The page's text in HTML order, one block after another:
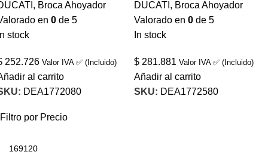
Filtro por Precio
, Broca Ahoyador
en 0 de 5
stock
252.726 Valor IVA ✅ (Incluido)
al carrito
DEA1772080
DUCATI , Broca Ahoyador
Valorado en 0 de 5
In stock
$ 281.881 Valor IVA ✅ (Incluido)
Añadir al carrito
SKU: DEA1772580